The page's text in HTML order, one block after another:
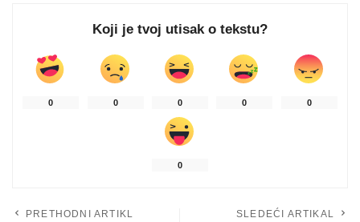
Koji je tvoj utisak o tekstu?
0 0 0 0 0
0
PRETHODNI ARTIKL SLEDEĆI ARTIKAL